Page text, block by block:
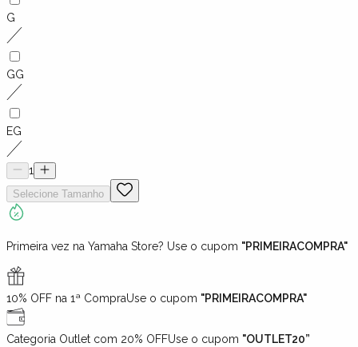
G
GG
EG
1
Selecione Tamanho
Primeira vez na Yamaha Store? Use o cupom "PRIMEIRACOMPRA"
10% OFF na 1ª CompraUse o cupom "PRIMEIRACOMPRA"
Categoria Outlet com 20% OFFUse o cupom "OUTLET20”